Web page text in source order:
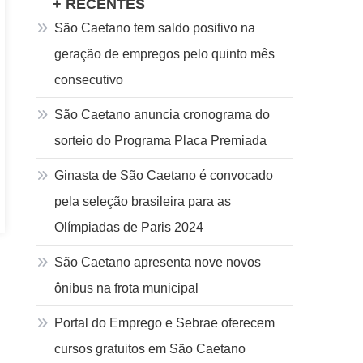
+ RECENTES
São Caetano tem saldo positivo na
geração de empregos pelo quinto mês
consecutivo
São Caetano anuncia cronograma do
sorteio do Programa Placa Premiada
Ginasta de São Caetano é convocado
pela seleção brasileira para as
Olímpiadas de Paris 2024
São Caetano apresenta nove novos
ônibus na frota municipal
Portal do Emprego e Sebrae oferecem
cursos gratuitos em São Caetano